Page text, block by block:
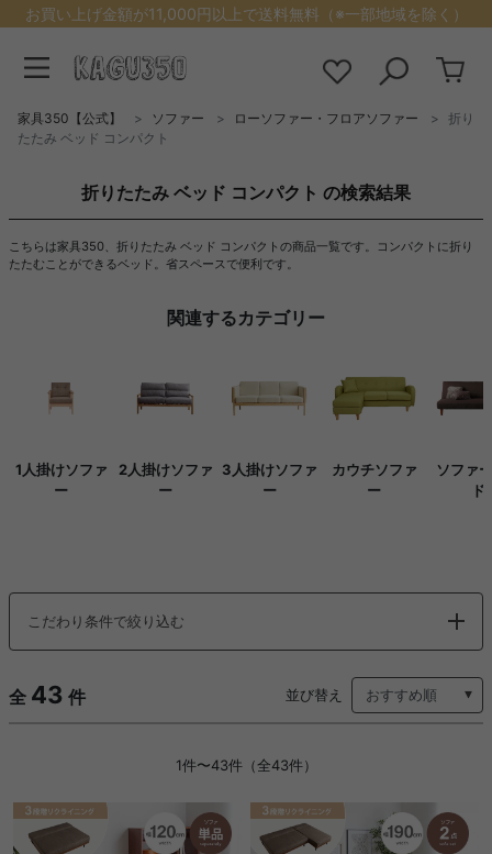
お買い上げ金額が11,000円以上で送料無料（※一部地域を除く）
家具350【公式】 ソファー ローソファー・フロアソファー
折り
たたみ ベッド コンパクト
折りたたみ ベッド コンパクト の検索結果
こちらは家具350、折りたたみ ベッド コンパクトの商品一覧です。コンパクトに折り
たたむことができるベッド。省スペースで便利です。
関連するカテゴリー
1人掛けソファ
ー
2人掛けソファ
ー
3人掛けソファ
ー
カウチソファ
ー
ソファ
ド
こだわり条件で絞り込む
全 43 件 並び替え
1件〜43件（全43件）